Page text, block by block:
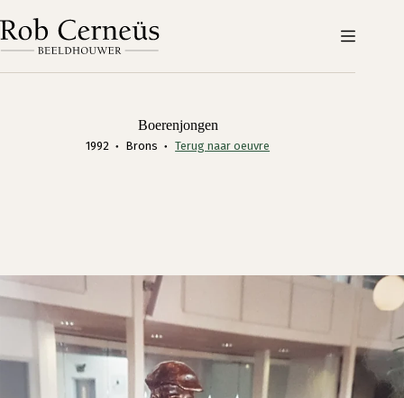
naar
de
inhoud
Boerenjongen
1992 Brons Terug naar oeuvre